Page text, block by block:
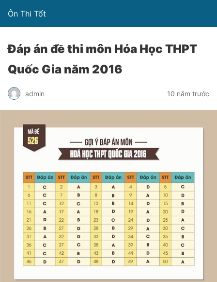
Ôn Thi Tốt
Đáp án đề thi môn Hóa Học THPT
Quốc Gia năm 2016
admin 10 năm trước